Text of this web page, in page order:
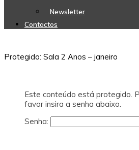
Newsletter
Contactos
Protegido: Sala 2 Anos – janeiro
Este conteúdo está protegido.
favor insira a senha abaixo.
Senha: